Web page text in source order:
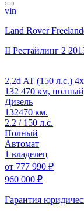
vin
Land Rover
II Рестайлинг 2
2.2d AT (150 л.с.)
132 470 км,
Дизель
132470 км.
2.2 / 150 л.с.
Полный
Автомат
1 владелец
от 777 990 ₽
960 000 ₽
Гарантия